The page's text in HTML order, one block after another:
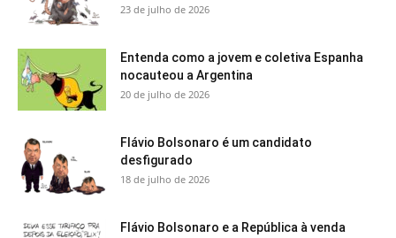
23 de julho de 2026
Entenda como a jovem e coletiva Espanha
nocauteou a Argentina
20 de julho de 2026
Flávio Bolsonaro é um candidato
desfigurado
18 de julho de 2026
Flávio Bolsonaro e a República à venda